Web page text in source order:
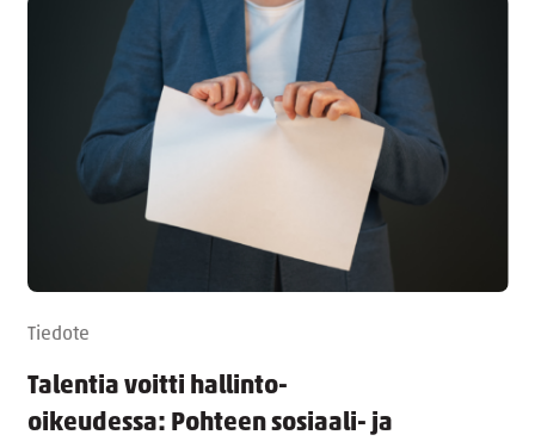
Tiedote
Talentia voitti hallinto-
oikeudessa: Pohteen sosiaali- ja